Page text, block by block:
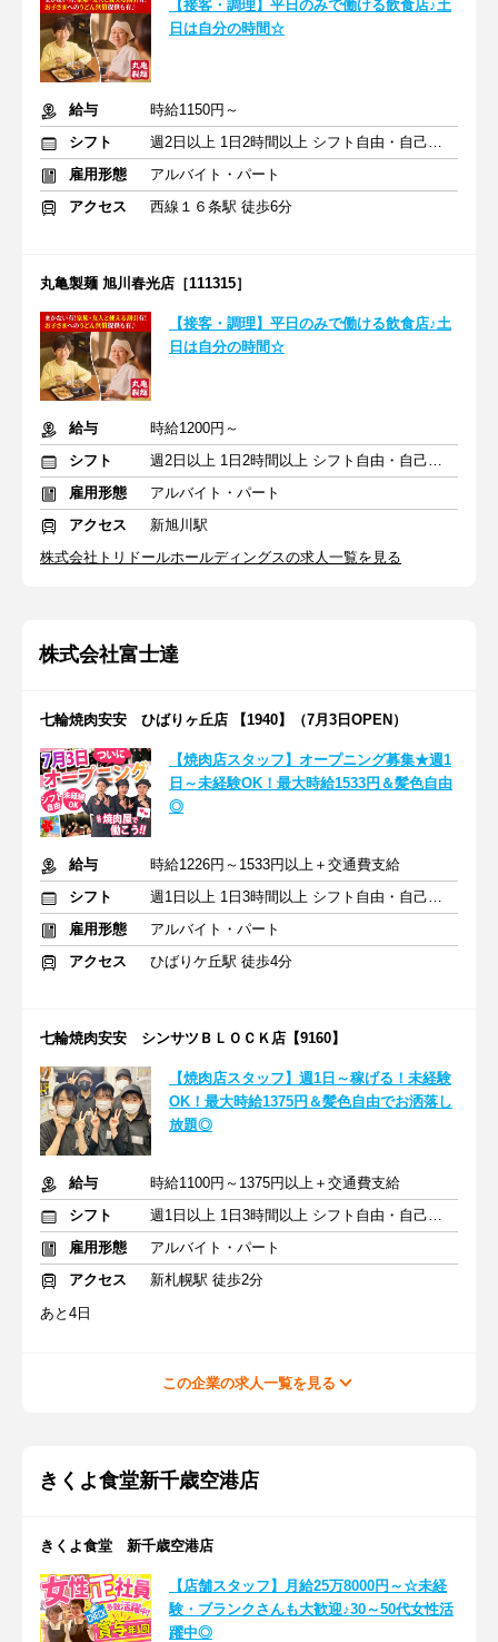
【接客・調理】平日のみで働ける飲食店♪土
日は自分の時間☆
給与
時給1150円～
シフト
週2日以上 1日2時間以上 シフト自由・自己申告
雇用形態
アルバイト・パート
アクセス
西線１６条駅 徒歩6分
丸亀製麺 旭川春光店［111315］
【接客・調理】平日のみで働ける飲食店♪土
日は自分の時間☆
給与
時給1200円～
シフト
週2日以上 1日2時間以上 シフト自由・自己申告
雇用形態
アルバイト・パート
アクセス
新旭川駅
株式会社トリドールホールディングスの求人一覧を見る
株式会社富士達
七輪焼肉安安 ひばりヶ丘店 【1940】（7月3日OPEN）
【焼肉店スタッフ】オープニング募集★週1
日～未経験OK！最大時給1533円＆髪色自由
◎
給与
時給1226円～1533円以上＋交通費支給
シフト
週1日以上 1日3時間以上 シフト自由・自己申告
雇用形態
アルバイト・パート
アクセス
ひばりケ丘駅 徒歩4分
七輪焼肉安安 シンサツＢＬＯＣＫ店【9160】
【焼肉店スタッフ】週1日～稼げる！未経験
OK！最大時給1375円＆髪色自由でお洒落し
放題◎
給与
時給1100円～1375円以上＋交通費支給
シフト
週1日以上 1日3時間以上 シフト自由・自己申告
雇用形態
アルバイト・パート
アクセス
新札幌駅 徒歩2分
あと4日
この企業の求人一覧を見る
きくよ食堂新千歳空港店
きくよ食堂 新千歳空港店
【店舗スタッフ】月給25万8000円～☆未経
験・ブランクさんも大歓迎♪30～50代女性活
躍中◎